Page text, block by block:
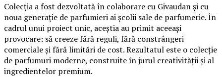
Colecția a fost dezvoltată în colaborare cu Givaudan și cu
noua generație de parfumieri ai școlii sale de parfumerie. În
cadrul unui proiect unic, aceștia au primit aceeași
provocare: să creeze fără reguli, fără constrângeri
comerciale și fără limitări de cost. Rezultatul este o colecție
de parfumuri moderne, construite în jurul creativității și al
ingredientelor premium.